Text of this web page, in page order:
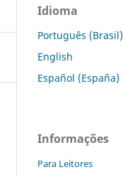
Idioma
Português (Brasil)
English
Español (España)
Informações
Para Leitores